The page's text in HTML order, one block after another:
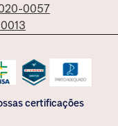
0057
certificações